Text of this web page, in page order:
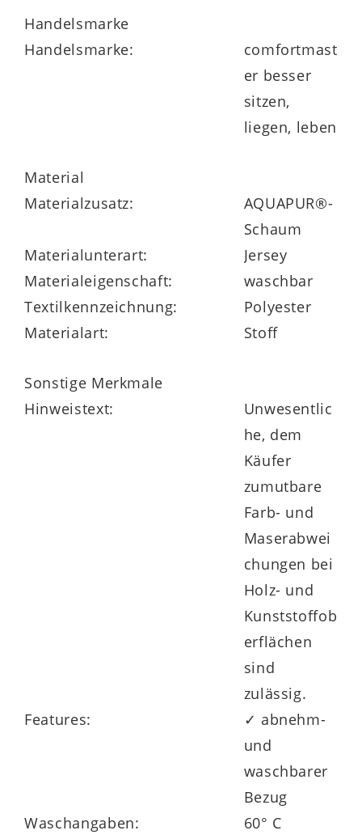
AQUAPUR®-Schaum mit ergonomischer
Noppenoberfläche, Raumgewicht 40 kg/m³
Highlights der Serie
serienmäßig in vielen Größen lieferbar
auch Überlängen und
Handelsmarke
Handelsmarke:
comfortmast
er besser
sitzen,
liegen, leben
Material
Materialzusatz:
AQUAPUR®-
Schaum
Materialunterart:
Jersey
Materialeigenschaft:
waschbar
Textilkennzeichnung:
Polyester
Materialart:
Stoff
Sonstige Merkmale
Hinweistext:
Unwesentlic
he, dem
Käufer
zumutbare
Farb- und
Maserabwei
chungen bei
Holz- und
Kunststoffob
erflächen
sind
zulässig.
Features:
✓ abnehm-
und
waschbarer
Bezug
Waschangaben:
60° C